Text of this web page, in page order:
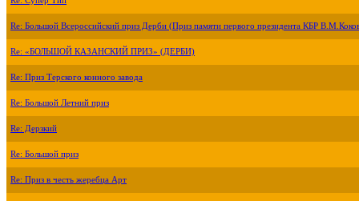
Re: Большой Всероссийский приз Дерби (Приз памяти первого президента КБР
Re: «БОЛЬШОЙ КАЗАНСКИЙ ПРИЗ» (ДЕРБИ)
Re: Приз Терского конного завода
Re: Большой Летний приз
Re: Дерзкий
Re: Большой приз
Re: Приз в честь жеребца Арт